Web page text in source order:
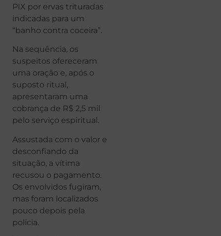
PIX por ervas trituradas
indicadas para um
“banho contra coceira”.
Na sequência, os
suspeitos ofereceram
uma oração e, após o
suposto ritual,
apresentaram uma
cobrança de R$ 2,5 mil
pelo serviço espiritual.
Assustada com o valor e
desconfiando da
situação, a vítima
recusou o pagamento.
Os envolvidos fugiram,
mas foram localizados
pouco depois pela
polícia.